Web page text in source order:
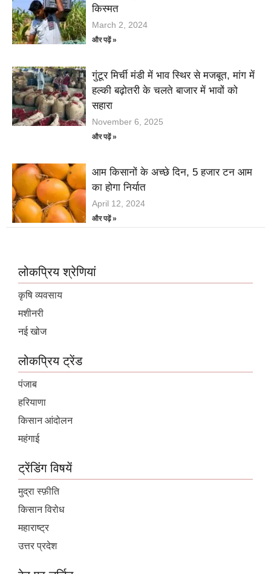
किस्मत
March 2, 2024
और पढ़ें »
गुंटूर मिर्ची मंडी में भाव स्थिर से मजबूत, मांग में
हल्की बढ़ोतरी के चलते बाजार में भावों को
सहारा
November 6, 2025
और पढ़ें »
आम किसानों के अच्छे दिन, 5 हजार टन आम
का होगा निर्यात
April 12, 2024
और पढ़ें »
लोकप्रिय श्रेणियां
कृषि व्यवसाय
मशीनरी
नई खोज
लोकप्रिय ट्रेंड
पंजाब
हरियाणा
किसान आंदोलन
महंगाई
ट्रेंडिंग विषयें
मुद्रा स्फ़ीति
किसान विरोध
महाराष्ट्र
उत्तर प्रदेश